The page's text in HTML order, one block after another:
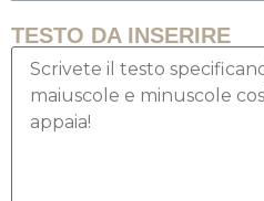
TESTO DA INSERIRE